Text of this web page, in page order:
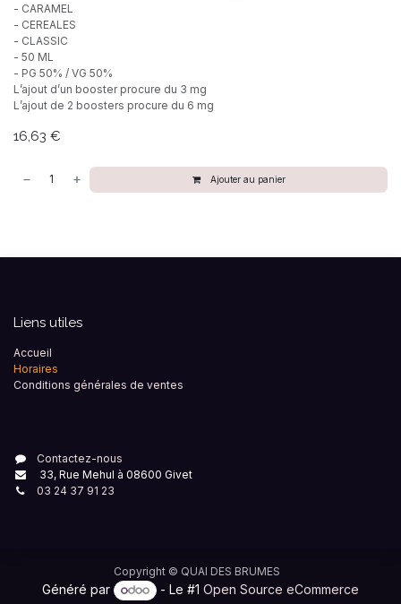
- CARAMEL
- CEREALES
- CLASSIC
- 50 ML
- PG 50% / VG 50%
L’ajout d’un booster procure du 3 mg
L’ajout de 2 boosters procure du 6 mg
16,63 €
Ajouter au panier
Liens utiles
Accueil
Horaires
Conditions générales de ventes
Contactez-nous
33, Rue Mehul à 08600 Givet
03 24 37 91 23
Copyright © QUAI DES BRUMES
Généré par - Le #1Open Source eCommerce